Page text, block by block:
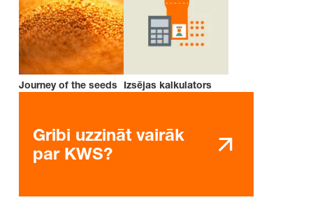
Journey of the seeds Izsējas kalkulators
Gribi uzzināt vairāk
par KWS?